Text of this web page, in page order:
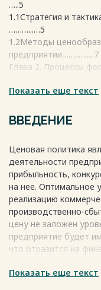
…..5
1.1Стратегия и
………...…5
1.2Методы
предприятии……..….....7
Глава 2. Процессы
2.2 Ценообразование
турпотоков
«Владимирский
3.1 Предложения по
гостиницы «Влади-
Список
Весь текст будет
Показать еще текст
ВВЕДЕНИЕ
Ценовая политика
деятельности
прибыльность,
на нее. Оптимальное
реализацию
производственно-
цену не заложен
предприятие будет
что отразится на
можно использовать
Показать еще текст